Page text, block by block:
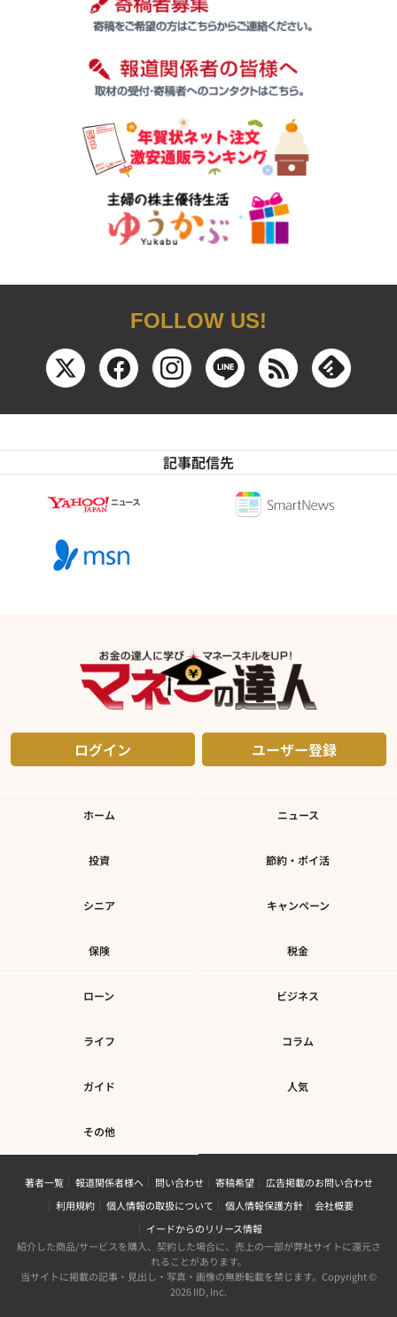
FOLLOW US!
記事配信先
ログイン ユーザー登録
ホーム ニュース
投資 節約・ポイ活
シニア キャンペーン
保険 税金
ローン ビジネス
ライフ コラム
ガイド 人気
その他
著者一覧 報道関係者様へ 問い合わせ 寄稿希望
広告掲載のお問い合わせ
利用規約
個人情報の取扱について 個人情報保護方針
会社概要
イードからのリリース情報
紹介した商品/サービスを購入、契約した場合に、売上の一部が弊社サイトに還元さ
れることがあります。
当サイトに掲載の記事・見出し・写真・画像の無断転載を禁じます。Copyright ©
2026 IID, Inc.